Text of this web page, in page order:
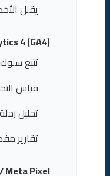
يقلل
4 (GA4):
تتبع
قياس
تحليل
تقارير
Meta Pixel: